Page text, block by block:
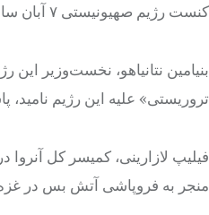
کنست رژیم صهیونیستی ۷ آبان سال جاری به تصویب قانونی رأی داد که فعالیت
بنیامین نتانیاهو، نخست‌وزیر
تروریستی» علیه این رژیم نامید،
فیلیپ لازارینی، کمیسر کل آنروا
منجر به فروپاشی آتش بس در